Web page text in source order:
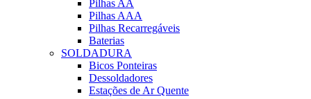
Pilhas AA
Pilhas AAA
Pilhas Recarregáveis
Baterias
SOLDADURA
Bicos Ponteiras
Dessoldadores
Estações de Ar Quente